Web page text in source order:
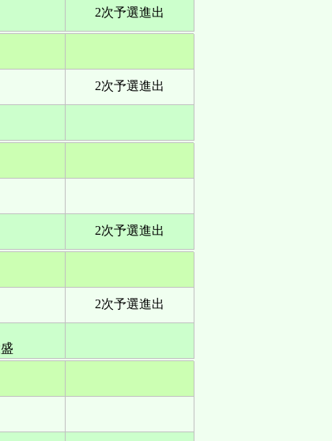
2次予選進出
2次予選進出
2次予選進出
2次予選進出